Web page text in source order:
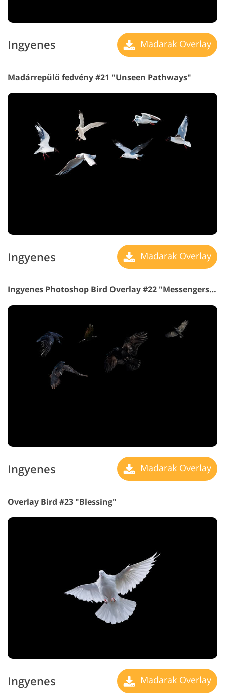
Ingyenes Madarak Overlay
Madárrepülő fedvény #21 "Unseen Pathways"
Ingyenes Madarak Overlay
Ingyenes Photoshop Bird Overlay #22 "Messengers
Ingyenes Madarak Overlay
Overlay Bird #23 "Blessing"
Ingyenes Madarak Overlay